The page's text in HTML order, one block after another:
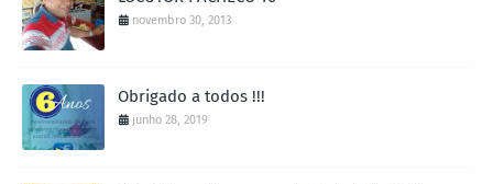
novembro 30, 2013
Obrigado a todos !!!
junho 28, 2019